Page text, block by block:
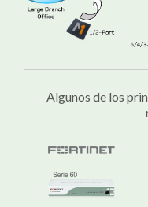
Algunos de los